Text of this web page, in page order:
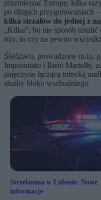
przemierzać Europę, kilka
po długich przygotowaniach
kilka strzałów do jednej z
„Kilka”, bo nie sposób
trzy, to czy na pewno
Śledztwo, prowadzone m.in.
Imposimato i Ilario Martellę,
pajęczynę łączącą turecką
służby bloku wschodniego.
Strzelanina w Lubinie. Nowe
informacje